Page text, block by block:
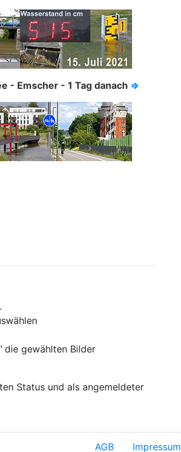
- Emscher - 1 Tag danach ⇒
die gewählten Bilder
Status und als angemeldeter
AGB Impressum